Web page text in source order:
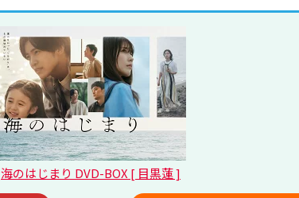
海のはじまり DVD-BOX [ 目黒蓮 ]